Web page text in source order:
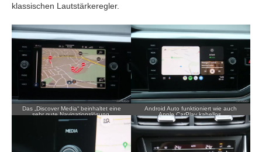
klassischen Lautstärkeregler.
Das „Discover Media“ beinhaltet eine
sehr gute Navigationslösung.
Android Auto funktioniert wie auch
Apple CarPlay kabellos.